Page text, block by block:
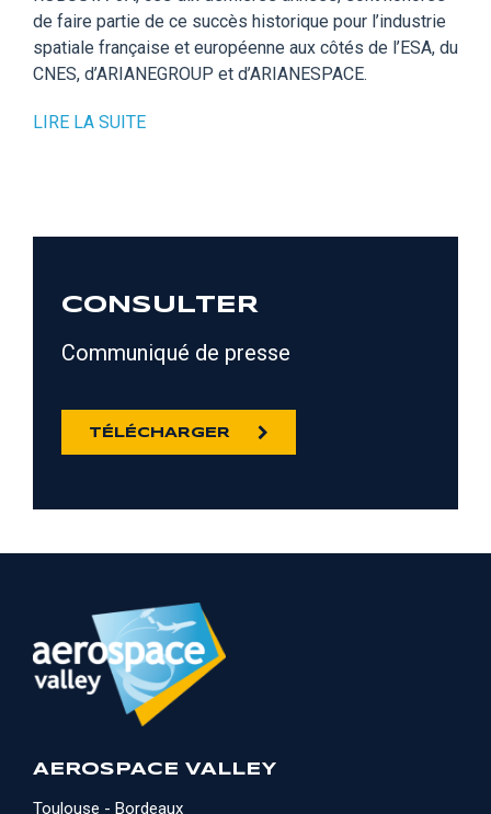
de faire partie de ce succès historique pour l’industrie
spatiale française et européenne aux côtés de l’ESA, du
CNES, d’ARIANEGROUP et d’ARIANESPACE.
LIRE LA SUITE
CONSULTER
Communiqué de presse
TÉLÉCHARGER
AEROSPACE VALLEY
Toulouse - Bordeaux